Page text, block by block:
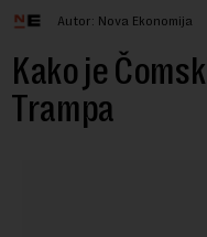
Autor: Nova Ekonomija
Kako je
Trampa